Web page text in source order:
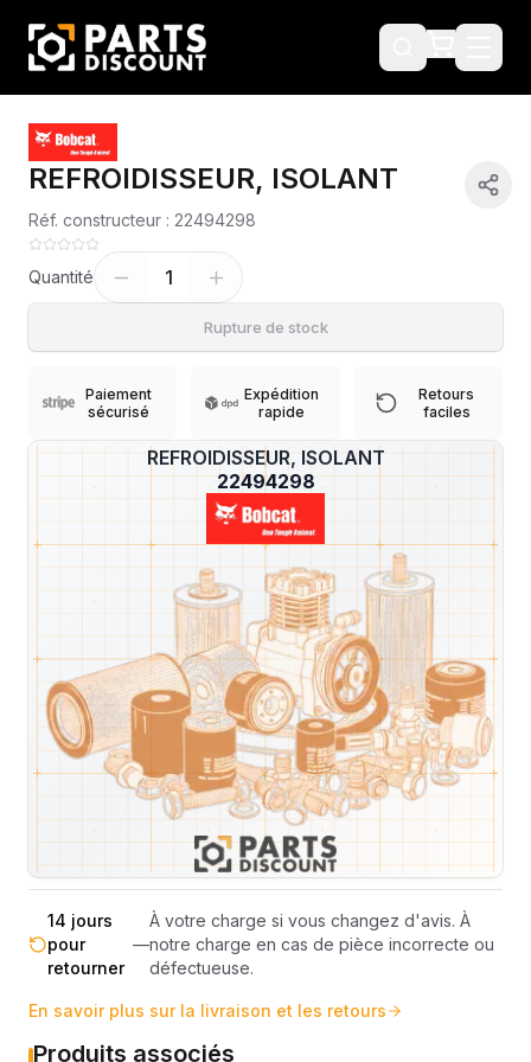
?
REFROIDISSEUR, ISOLANT
22494298
REFROIDISSEUR, ISOLANT
Réf. constructeur : 22494298
Quantité 1
Rupture de stock
Paiement
sécurisé
Expédition
rapide
Retours
faciles
Machines compatibles
Expédition et Retours
sous 48-
72h
—
Sous réserve de disponibilité des stocks.
Livraison estimée 24h/48h par les
transporteurs.
France
métropolitaine
Livraison exclusivement en France
métropolitaine (hors Corse et DOM-
TOM).
totale
Pas de surprise : le coût exact est
calculé selon le poids et le volume de
votre commande avant paiement.
14 jours
pour
retourner
—
À votre charge si vous changez d'avis. À
notre charge en cas de pièce incorrecte ou
défectueuse.
En savoir plus sur la livraison et les retours
Produits associés